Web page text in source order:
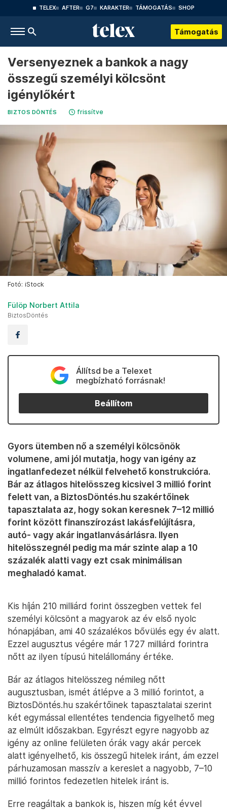
TELEX AFTER G7 KARAKTER TÁMOGATÁS SHOP
Támogatás
Versenyeznek a bankok a nagy
összegű személyi kölcsönt
igénylőkért
BIZTOS DÖNTÉS frissítve
Fotó: iStock
Fülöp Norbert Attila
BiztosDöntés
Állítsd be a Telexet
megbízható forrásnak!
Beállítom
Gyors ütemben nő a személyi kölcsönök
volumene, ami jól mutatja, hogy van igény az
ingatlanfedezet nélkül felvehető konstrukcióra.
Bár az átlagos hitelösszeg kicsivel 3 millió forint
felett van, a BiztosDöntés.hu szakértőinek
tapasztalata az, hogy sokan keresnek 7–12 millió
forint között finanszírozást lakásfelújításra,
autó- vagy akár ingatlanvásárlásra. Ilyen
hitelösszegnél pedig ma már szinte alap a 10
százalék alatti vagy ezt csak minimálisan
meghaladó kamat.
Kis híján 210 milliárd forint összegben vettek fel
személyi kölcsönt a magyarok az év első nyolc
hónapjában, ami 40 százalékos bővülés egy év alatt.
Ezzel augusztus végére már 1 727 milliárd forintra
nőtt az ilyen típusú hitelállomány értéke.
Bár az átlagos hitelösszeg némileg nőtt
augusztusban, ismét átlépve a 3 millió forintot, a
BiztosDöntés.hu szakértőinek tapasztalatai szerint
két egymással ellentétes tendencia figyelhető meg
az elmúlt időszakban. Egyrészt egyre nagyobb az
igény az online felületen órák vagy akár percek
alatt igényelhető, kis összegű hitelek iránt, ám ezzel
párhuzamosan masszív a kereslet a nagyobb, 7–10
millió forintos fedezetlen hitelek iránt is.
Erre reagáltak a bankok is, hiszen míg két évvel